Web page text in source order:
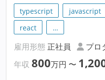
typescript javascript
react
…
雇用形態 正社員 プロ
年収 800万円 〜